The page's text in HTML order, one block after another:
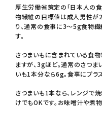
厚生労働省策定の「日本人の食
物繊維の目標値は成人男性が
り、通常の食事に3～5g食物
す。
さつまいもに含まれている食
ますが、3gほど。通常のさつ
いも1本分なら6g。食事にプラ
さつまいも1本なら、レンジで
けでもOKです。お味噌汁や煮